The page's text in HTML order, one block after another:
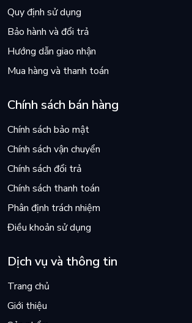
Quy định sử dụng
Bảo hành và đổi trả
Hướng dẫn giao nhận
Mua hàng và thanh toán
Chính sách bán hàng
Chính sách bảo mật
Chính sách vận chuyển
Chính sách đổi trả
Chính sách thanh toán
Phân định trách nhiệm
Điều khoản sử dụng
Dịch vụ và thông tin
Trang chủ
Giới thiệu